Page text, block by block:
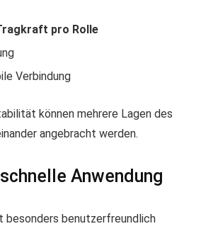
pro Rolle
Verbindung
können mehrere Lagen des
angebracht werden.
Anwendung
besonders benutzerfreundlich